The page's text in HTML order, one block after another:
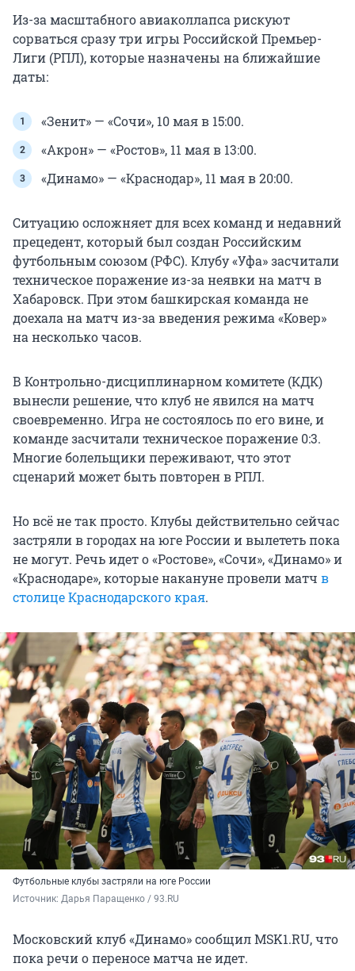
Из-за масштабного авиаколлапса рискуют
сорваться сразу три игры Российской Премьер-
Лиги (РПЛ), которые назначены на ближайшие
даты:
«Зенит» — «Сочи», 10 мая в 15:00.
«Акрон» — «Ростов», 11 мая в 13:00.
«Динамо» — «Краснодар», 11 мая в 20:00.
Ситуацию осложняет для всех команд и недавний
прецедент, который был создан Российским
футбольным союзом (РФС). Клубу «Уфа» засчитали
техническое поражение из-за неявки на матч в
Хабаровск. При этом башкирская команда не
доехала на матч из-за введения режима «Ковер»
на несколько часов.
В Контрольно-дисциплинарном комитете (КДК)
вынесли решение, что клуб не явился на матч
своевременно. Игра не состоялось по его вине, и
команде засчитали техническое поражение 0:3.
Многие болельщики переживают, что этот
сценарий может быть повторен в РПЛ.
Но всё не так просто. Клубы действительно сейчас
застряли в городах на юге России и вылететь пока
не могут. Речь идет о «Ростове», «Сочи», «Динамо» и
«Краснодаре», которые накануне провели матч в
столице Краснодарского края.
Футбольные клубы застряли на юге России
Источник: Дарья Паращенко / 93.RU
Московский клуб «Динамо» сообщил MSK1.RU, что
пока речи о переносе матча не идет.